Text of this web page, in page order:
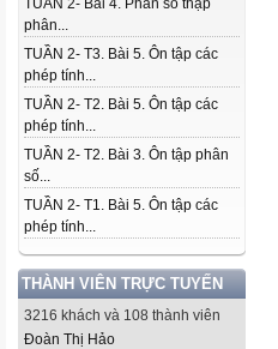
TUẦN 2- Bài 4. Phân số thập
phân...
TUẦN 2- T3. Bài 5. Ôn tập các
phép tính...
TUẦN 2- T2. Bài 5. Ôn tập các
phép tính...
TUẦN 2- T2. Bài 3. Ôn tập phân
số...
TUẦN 2- T1. Bài 5. Ôn tập các
phép tính...
THÀNH VIÊN TRỰC TUYẾN
3216 khách và 108 thành viên
Đoàn Thị Hảo